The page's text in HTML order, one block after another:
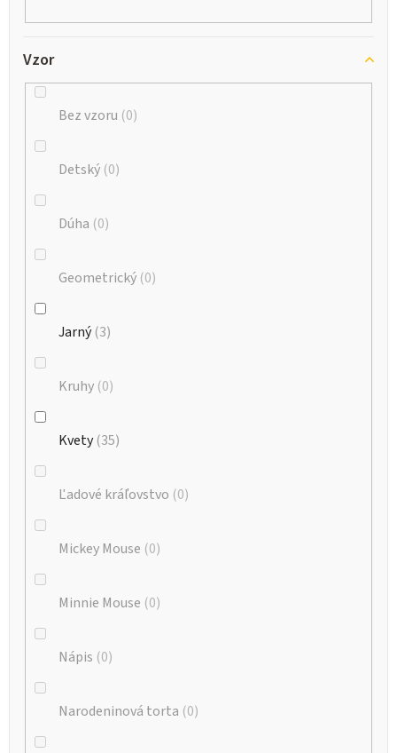
Vzor
Bez vzoru 0
Detský 0
Dúha 0
Geometrický 0
Jarný 3
Kruhy 0
Kvety 35
Ľadové kráľovstvo 0
Mickey Mouse 0
Minnie Mouse 0
Nápis 0
Narodeninová torta 0